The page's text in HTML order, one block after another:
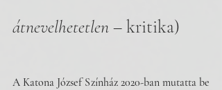
átnevelhetetlen – kritika)
A Katona József Színház 2020-ban mutatta be